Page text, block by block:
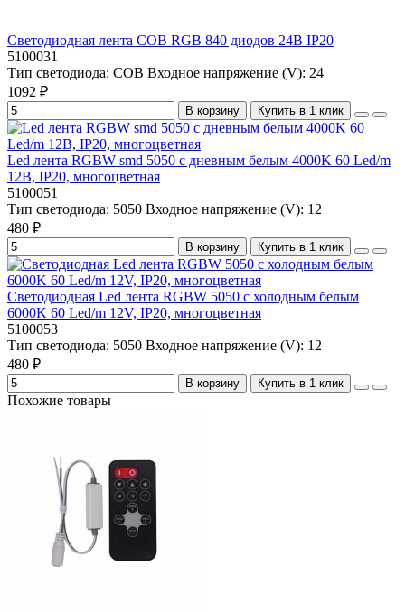
Светодиодная лента COB RGB 840 диодов 24В IP20
5100031
Тип светодиода: COB Входное напряжение (V): 24
1092 ₽
В корзину Купить в 1 клик
Led лента RGBW smd 5050 с дневным белым 4000K 60 Led/m
12В, IP20, многоцветная
5100051
Тип светодиода: 5050 Входное напряжение (V): 12
480 ₽
В корзину Купить в 1 клик
Светодиодная Led лента RGBW 5050 с холодным белым
6000K 60 Led/m 12V, IP20, многоцветная
5100053
Тип светодиода: 5050 Входное напряжение (V): 12
480 ₽
В корзину Купить в 1 клик
Похожие товары